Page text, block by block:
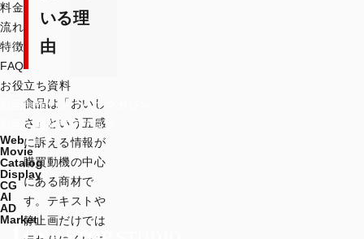
料金
流れ
特徴
FAQ
お役立ち資料
動画制作のノウハウマガジン
動画の最新技術ブログ
Web
Movie
Catalog
Display
CG
AI
AD
Market
く、購
買に直
結しや
食品業
界のマ
ーケテ
ィング
でよく
ある課
題
いる理
由
食品は「おいし
さ」という五感
に訴える情報が
購買動機の中心
にある商材で
す。テキストや
静止画だけでは